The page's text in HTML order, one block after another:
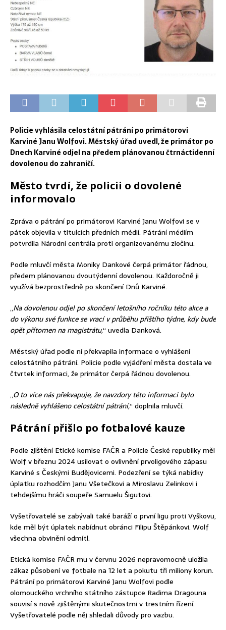
Policie vyhlásila celostátní pátrání po primátorovi
Karviné Janu Wolfovi. Městský úřad uvedl, že primátor po
Dnech Karviné odjel na předem plánovanou čtrnáctidenní
dovolenou do zahraničí.
Město tvrdí, že policii o dovolené
informovalo
Zpráva o pátrání po primátorovi Karviné Janu Wolfovi se v
pátek objevila v titulcích předních médií. Pátrání médiím
potvrdila Národní centrála proti organizovanému zločinu.
Podle mluvčí města Moniky Dankové čerpá primátor řádnou,
předem plánovanou dvoutýdenní dovolenou. Každoročně ji
využívá bezprostředně po skončení Dnů Karviné.
„Na dovolenou odjel po skončení letošního ročníku této akce a
do výkonu své funkce se vrací v průběhu příštího týdne, kdy bude
opět přítomen na magistrátu,“ uvedla Danková.
Městský úřad podle ní překvapila informace o vyhlášení
celostátního pátrání. Policie podle vyjádření města dostala ve
čtvrtek informaci, že primátor čerpá řádnou dovolenou.
„O to více nás překvapuje, že navzdory této informaci bylo
následně vyhlášeno celostátní pátrání,“ doplnila mluvčí.
Pátrání přišlo po fotbalové kauze
Podle zjištění Etické komise FAČR a Policie České republiky měl
Wolf v březnu 2024 usilovat o ovlivnění prvoligového zápasu
Karviné s Českými Budějovicemi. Podezření se týká nabídky
úplatku rozhodčím Janu Všetečkovi a Miroslavu Zelinkovi i
tehdejšímu hráči soupeře Samuelu Šigutovi.
Vyšetřovatelé se zabývali také baráží o první ligu proti Vyškovu,
kde měl být úplatek nabídnut obránci Filipu Štěpánkovi. Wolf
všechna obvinění odmítl.
Etická komise FAČR mu v červnu 2026 nepravomocně uložila
zákaz působení ve fotbale na 12 let a pokutu tři miliony korun.
Pátrání po primátorovi Karviné Janu Wolfovi podle
olomouckého vrchního státního zástupce Radima Dragouna
souvisí s nově zjištěnými skutečnostmi v trestním řízení.
Vyšetřovatelé podle něj shledali důvody pro vazbu.